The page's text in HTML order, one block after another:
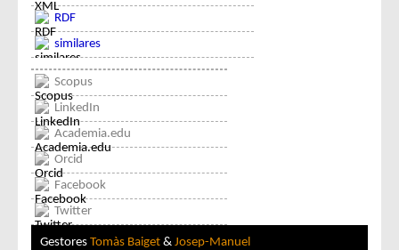
RDF
similares
Scopus
LinkedIn
Academia.edu
Orcid
Facebook
Twitter
Gestores Tomàs Baiget & Josep-Manuel